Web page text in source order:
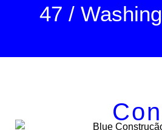
47